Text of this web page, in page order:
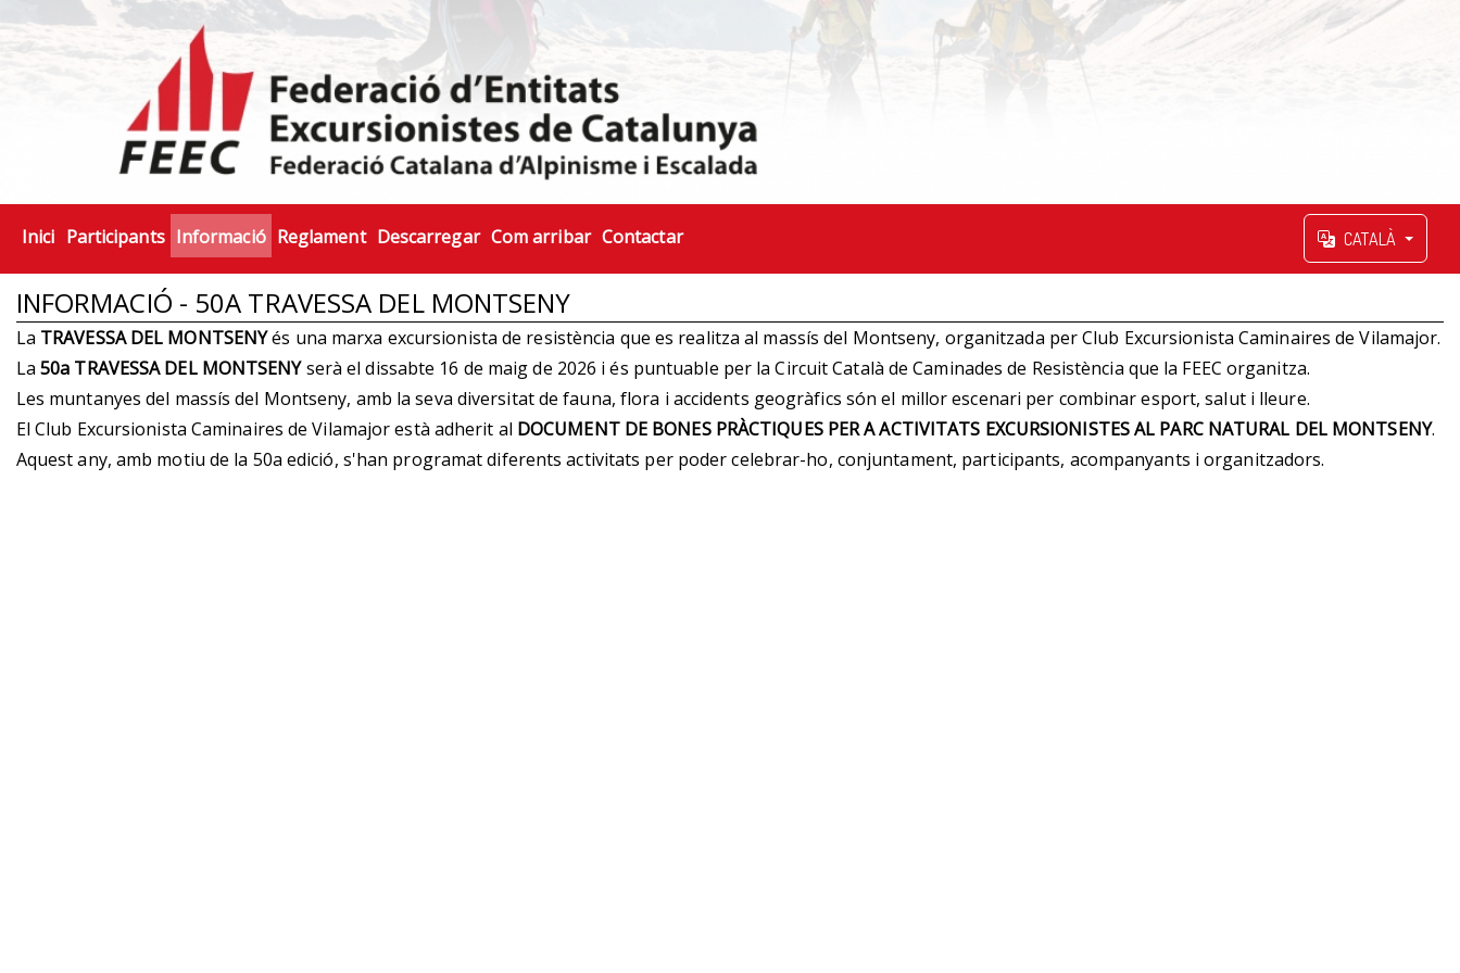
Inici Participants Informació Reglament Descarregar Com arribar Contactar CATALÀ
INFORMACIÓ - 50A TRAVESSA DEL MONTSENY
La TRAVESSA DEL MONTSENYés una marxa excursionista de resistència que es realitza al massís del Montseny, organitzada per Club Excursionista Caminaires de Vilamajor.
La50a TRAVESSA DEL MONTSENYserà el dissabte 16 de maig de 2026 i és puntuable per la Circuit Català de Caminades de Resistència que la FEEC organitza.
Les muntanyes del massís del Montseny, amb la seva diversitat de fauna, flora i accidents geogràfics són el millor escenari per combinar esport, salut i lleure.
El Club Excursionista Caminaires de Vilamajor està adherit al DOCUMENT DE BONES PRÀCTIQUES PER A ACTIVITATS EXCURSIONISTES AL PARC NATURAL DEL MONTSENY.
Aquest any, amb motiu de la 50a edició, s'han programat diferents activitats per poder celebrar-ho, conjuntament, participants, acompanyants i organitzadors.